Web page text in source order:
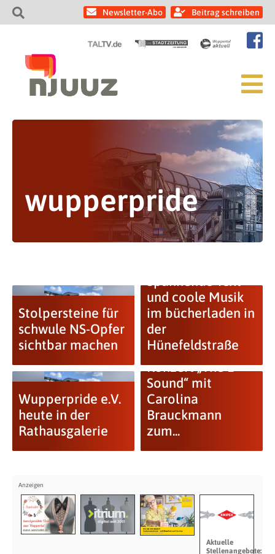
Newsletter-Abo Beitrag schreiben
wupperpride
Stolpersteine für
schwule NS-Opfer
sichtbar machen
und coole Musik
im bücherladen in
der
Hünefeldstraße
Wupperpride e.V.
heute in der
Rathausgalerie
Konzert „The L-
Sound“ mit
Carolina
Brauckmann
zum...
Aktuelle
Stellenangebote: